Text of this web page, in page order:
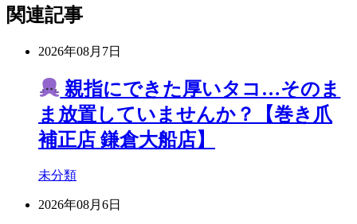
関連記事
2026年08月7日
親指にできた厚いタコ…そのま
ま放置していませんか？【巻き爪
補正店 鎌倉大船店】
未分類
2026年08月6日